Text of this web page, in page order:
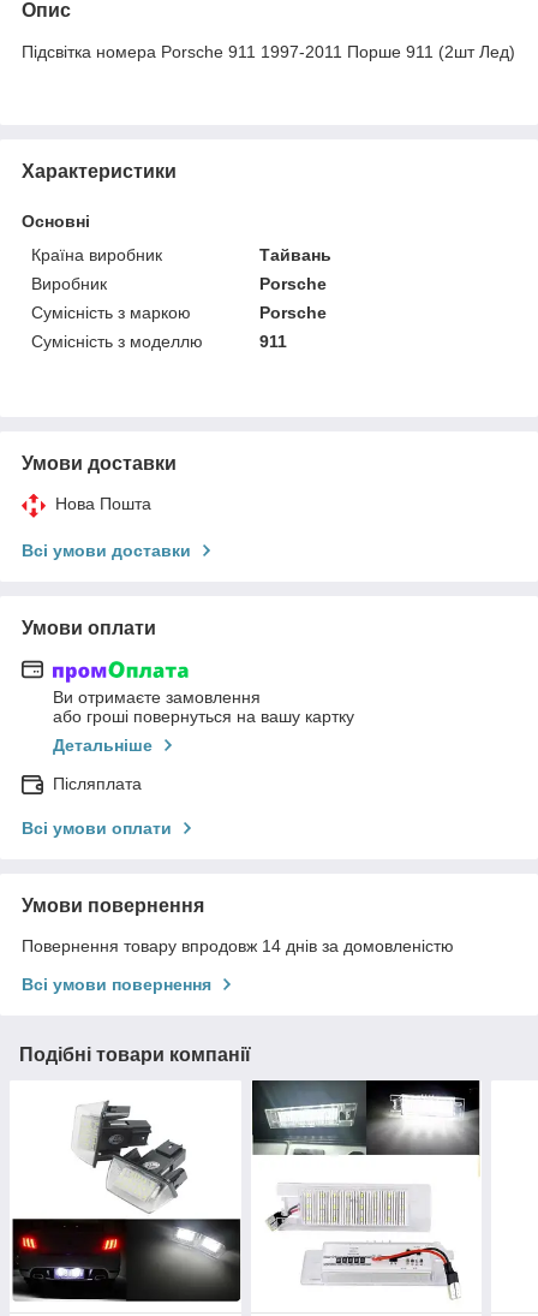
Опис
Підсвітка номера Porsche 911 1997-2011 Порше 911 (2шт Лед)
Характеристики
Основні
Країна виробник
Тайвань
Виробник
Porsche
Сумісність з маркою
Porsche
Сумісність з моделлю
911
Умови доставки
Нова Пошта
Всі умови доставки
Умови оплати
Ви отримаєте замовлення
або гроші повернуться на вашу картку
Детальніше
Післяплата
Всі умови оплати
Умови повернення
Повернення товару впродовж 14 днів за домовленістю
Всі умови повернення
Подібні товари компанії